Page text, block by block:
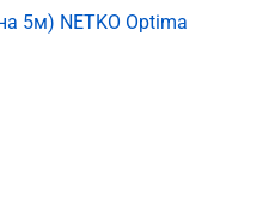
5м) NETKO Optima